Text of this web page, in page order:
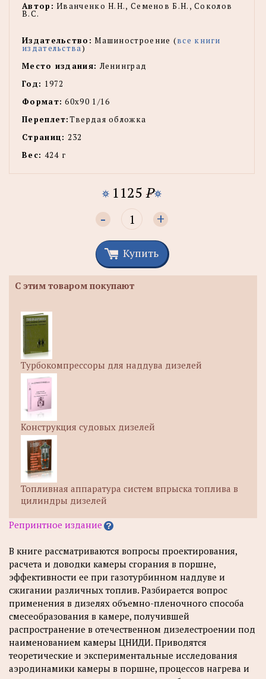
Автор: Иванченко Н.Н., Семенов Б.Н., Соколов
В.С.
Издательство: Машиностроение (все книги
издательства)
Место издания: Ленинград
Год: 1972
Формат: 60x90 1/16
Переплет:Твердая обложка
Страниц: 232
Вес: 424 г
1125 P
- +
Купить
С этим товаром покупают
Турбокомпрессоры для наддува дизелей
Конструкция судовых дизелей
Топливная аппаратура систем впрыска топлива в
цилиндры дизелей
Репринтное издание
В книге рассматриваются вопросы проектирования,
расчета и доводки камеры сгорания в поршне,
эффективности ее при газотурбинном наддуве и
сжигании различных топлив. Разбирается вопрос
применения в дизелях объемно-пленочного способа
смесеобразования в камере, получившей
распространение в отечественном дизелестроении под
наименованием камеры ЦНИДИ. Приводятся
теоретические и экспериментальные исследования
аэродинамики камеры в поршне, процессов нагрева и